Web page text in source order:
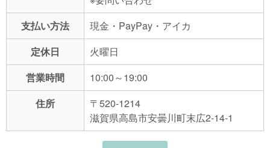
支払い方法
現金・PayPay・アイカ
定休日
火曜日
営業時間
10:00～19:00
住所
〒520-1214
滋賀県高島市安曇川町末広2-14-1